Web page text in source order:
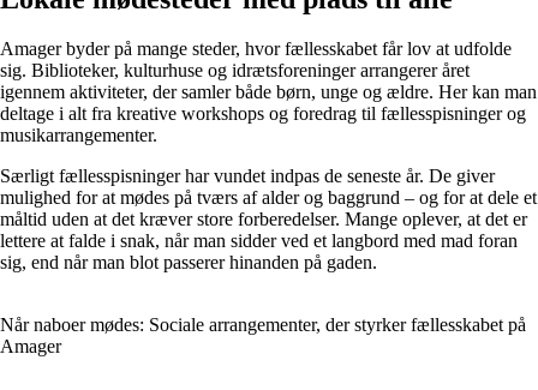
Amager byder på mange steder, hvor fællesskabet får lov at udfolde
sig. Biblioteker, kulturhuse og idrætsforeninger arrangerer året
igennem aktiviteter, der samler både børn, unge og ældre. Her kan man
deltage i alt fra kreative workshops og foredrag til fællesspisninger og
musikarrangementer.
Særligt fællesspisninger har vundet indpas de seneste år. De giver
mulighed for at mødes på tværs af alder og baggrund – og for at dele et
måltid uden at det kræver store forberedelser. Mange oplever, at det er
lettere at falde i snak, når man sidder ved et langbord med mad foran
sig, end når man blot passerer hinanden på gaden.
Når naboer mødes: Sociale arrangementer, der styrker fællesskabet på
Amager